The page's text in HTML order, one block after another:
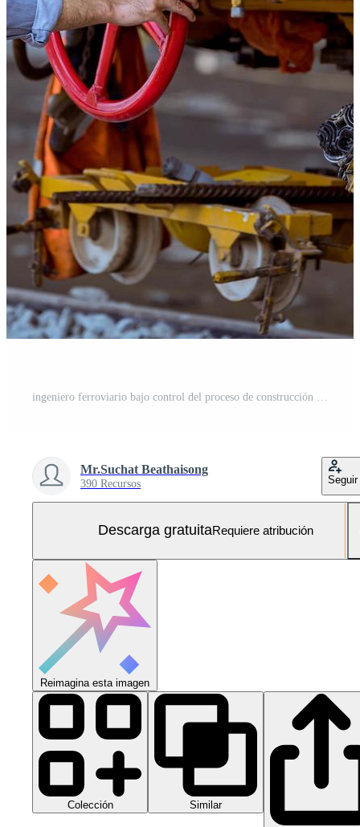
Mr.Suchat Beathaisong
390 Recursos Seguir
Descarga gratuitaRequiere atribución
Reimagina esta imagen
Colección Similar